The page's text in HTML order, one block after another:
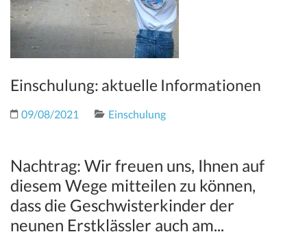
Einschulung: aktuelle Informationen
09/08/2021 Einschulung
Nachtrag: Wir freuen uns, Ihnen auf
diesem Wege mitteilen zu können,
dass die Geschwisterkinder der
neunen Erstklässler auch am...